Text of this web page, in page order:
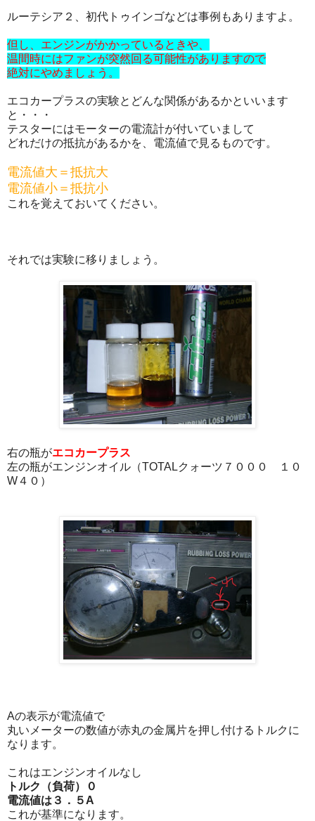
ルーテシア２、初代トゥインゴなどは事例もありますよ。
但し、エンジンがかかっているときや、
温間時にはファンが突然回る可能性がありますので
絶対にやめましょう。
エコカープラスの実験とどんな関係があるかといいます
と・・・
テスターにはモーターの電流計が付いていまして
どれだけの抵抗があるかを、電流値で見るものです。
電流値大＝抵抗大
電流値小＝抵抗小
これを覚えておいてください。
それでは実験に移りましょう。
右の瓶がエコカープラス
左の瓶がエンジンオイル（TOTALクォーツ７０００ １０
W４０）
Aの表示が電流値で
丸いメーターの数値が赤丸の金属片を押し付けるトルクに
なります。
これはエンジンオイルなし
トルク（負荷）０
電流値は３．５A
これが基準になります。